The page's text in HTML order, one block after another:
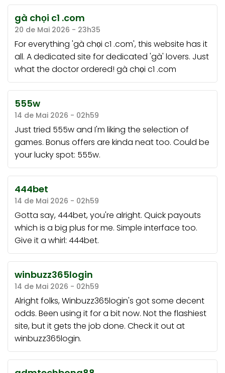
gà chọi c1 .com
20 de Mai 2026 - 23h35
For everything 'gà chọi c1 .com', this website has it
all. A dedicated site for dedicated 'gà' lovers. Just
what the doctor ordered! gà chọi c1 .com
555w
14 de Mai 2026 - 02h59
Just tried 555w and I'm liking the selection of
games. Bonus offers are kinda neat too. Could be
your lucky spot: 555w.
444bet
14 de Mai 2026 - 02h59
Gotta say, 444bet, you're alright. Quick payouts
which is a big plus for me. Simple interface too.
Give it a whirl: 444bet.
winbuzz365login
14 de Mai 2026 - 02h59
Alright folks, Winbuzz365login's got some decent
odds. Been using it for a bit now. Not the flashiest
site, but it gets the job done. Check it out at
winbuzz365login.